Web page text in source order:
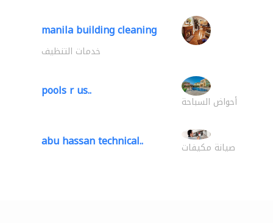
manila building cleaning
خدمات التنظيف
pools r us..
أحواض السباحة
abu hassan technical.. صيانة مكيفات